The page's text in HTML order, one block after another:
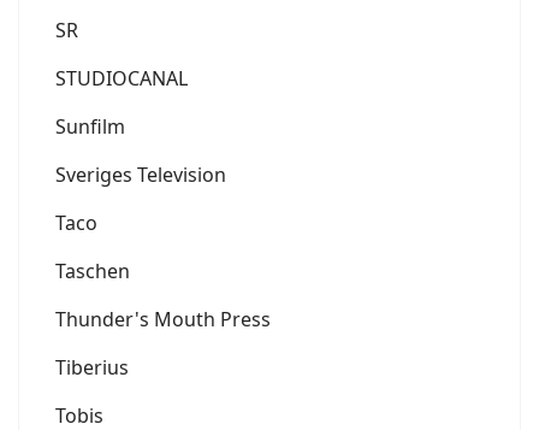
SR
STUDIOCANAL
Sunfilm
Sveriges Television
Taco
Taschen
Thunder's Mouth Press
Tiberius
Tobis